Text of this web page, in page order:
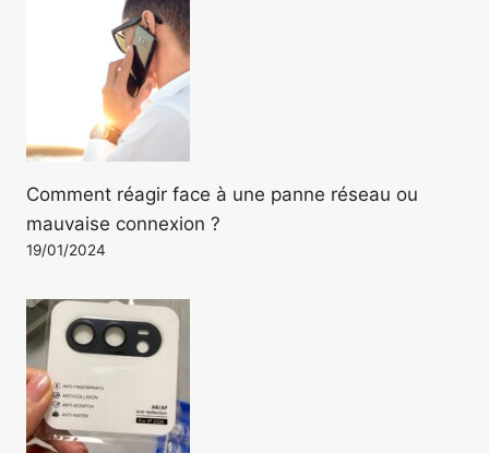
Comment réagir face à une panne réseau ou
mauvaise connexion ?
19/01/2024